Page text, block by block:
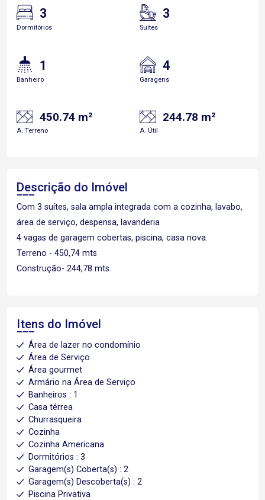
3
Dormitórios
3
Suítes
1
Banheiro
4
Garagens
450.74 m²
A. Terreno
244.78 m²
A. Útil
Descrição do Imóvel
Com 3 suítes, sala ampla integrada com a cozinha, lavabo,
área de serviço, despensa, lavanderia
4 vagas de garagem cobertas, piscina, casa nova.
Terreno - 450,74 mts
Construção- 244,78 mts.
Itens do Imóvel
Área de lazer no condomínio
Área de Serviço
Área gourmet
Armário na Área de Serviço
Banheiros : 1
Casa térrea
Churrasqueira
Cozinha
Cozinha Americana
Dormitórios : 3
Garagem(s) Coberta(s) : 2
Garagem(s) Descoberta(s) : 2
Piscina Privativa